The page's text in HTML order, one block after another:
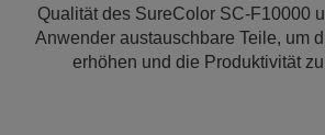
Qualität des SureColor SC-F10000
Anwender austauschbare Teile, um
erhöhen und die Produktivität